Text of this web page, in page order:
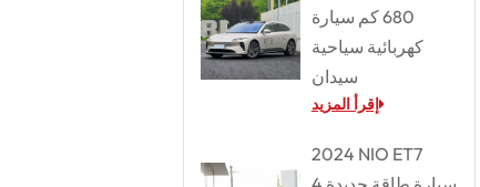
680 كم سيارة
كهربائية سياحية
سيدان
إقرأ المزيد
2024 NIO ET7